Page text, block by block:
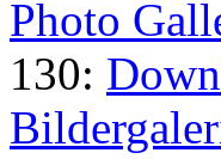
Photo
130: